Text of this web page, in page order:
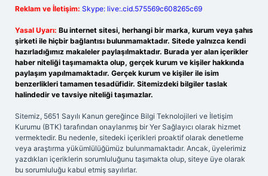
Reklam ve İletişim: Skype: live:.cid.575569c608265c69
Yasal Uyarı: Bu internet sitesi, herhangi bir marka, kurum veya şahıs
şirketi ile hiçbir bağlantısı bulunmamaktadır. Sitede yalnızca kendi
hazırladığımız makaleler paylaşılmaktadır. Burada yer alan içerikler
haber niteliği taşımamakta olup, gerçek kurum ve kişiler hakkında
paylaşım yapılmamaktadır. Gerçek kurum ve kişiler ile isim
benzerlikleri tamamen tesadüfidir. Sitemizdeki bilgiler taslak
halindedir ve tavsiye niteliği taşımazlar.
Sitemiz, 5651 Sayılı Kanun gereğince Bilgi Teknolojileri ve İletişim
Kurumu (BTK) tarafından onaylanmış bir Yer Sağlayıcı olarak hizmet
vermektedir. Bu nedenle, sitedeki içerikleri proaktif olarak denetleme
veya araştırma yükümlülüğümüz bulunmamaktadır. Ancak, üyelerimiz
yazdıkları içeriklerin sorumluluğunu taşımakta olup, siteye üye olarak
bu sorumluluğu kabul etmiş sayılırlar.